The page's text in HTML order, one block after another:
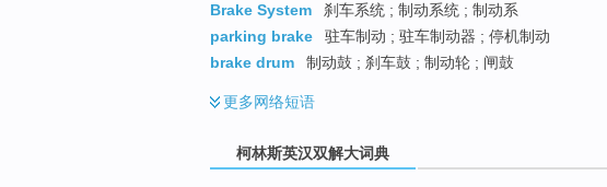
Brake System
刹车系统 ; 制动系统 ; 制动系
parking brake
驻车制动 ; 驻车制动器 ; 停机制动
brake drum
制动鼓 ; 刹车鼓 ; 制动轮 ; 闸鼓
更多网络短语
柯林斯英汉双解大词典